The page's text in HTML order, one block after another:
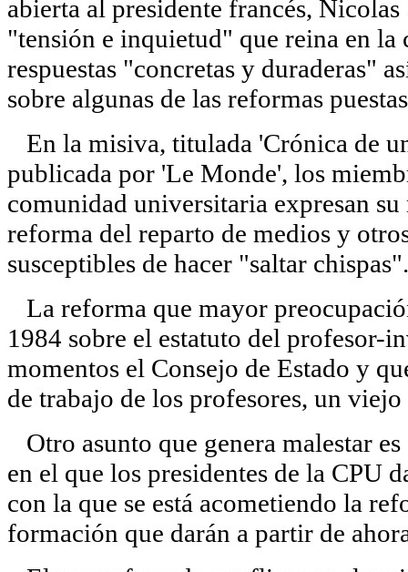
abierta al presidente francés,
"tensión e inquietud" que reina en
respuestas "concretas y duraderas"
sobre algunas de las reformas
En la misiva, titulada 'Crónica de
publicada por 'Le Monde', los
comunidad universitaria expresan
reforma del reparto de medios y
susceptibles de hacer "saltar chispas".
La reforma que mayor
1984 sobre el estatuto del profesor-
momentos el Consejo de Estado y
de trabajo de los profesores, un
Otro asunto que genera malestar
en el que los presidentes de la CPU
con la que se está acometiendo la
formación que darán a partir de